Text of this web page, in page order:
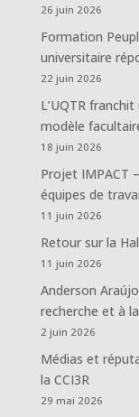
26 juin 2026
Formation
universitaire
22 juin 2026
L’UQTR
modèle
18 juin 2026
Projet IMPACT
équipes de
11 juin 2026
Retour sur la
11 juin 2026
Anderson
recherche et à
2 juin 2026
Médias et
la CCI3R
29 mai 2026